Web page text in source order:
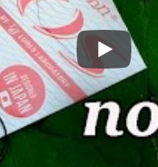
Play
У